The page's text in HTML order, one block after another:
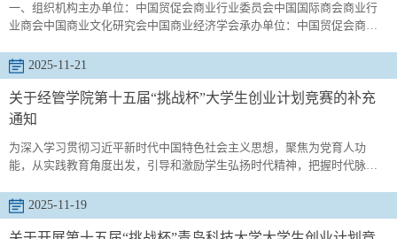
一、组织机构主办单位：中国贸促会商业行业委员会中国国际商会商业行
业商会中国商业文化研究会中国商业经济学会承办单位：中国贸促会商业
于产学合作模式，采取团体赛形式（每个团队由3-5名选手和1-2名辅导教师
组成，其中选手不可跨队/跨校组队，教师可同时指导多个团队但不可跨校
指导）， 参赛团队以“XXX品牌策划工作室”名义参赛（队伍及作品名称可
自拟，不...
2025-11-21
关于经管学院第十五届“挑战杯”大学生创业计划竞赛的补充
通知
为深入学习贯彻习近平新时代中国特色社会主义思想，聚焦为党育人功
能，从实践教育角度出发，引导和激励学生弘扬时代精神，把握时代脉
了解，将所学知识与经济社会发展紧密结合，提高创新、创意、创造、创
业的意识和能力，提升社会化能力，学院决定举行第十五届“挑战杯”大学生
创业计划竞赛，并推荐优秀作品参加校赛、省赛、国赛。现将青岛科技大
2025-11-19